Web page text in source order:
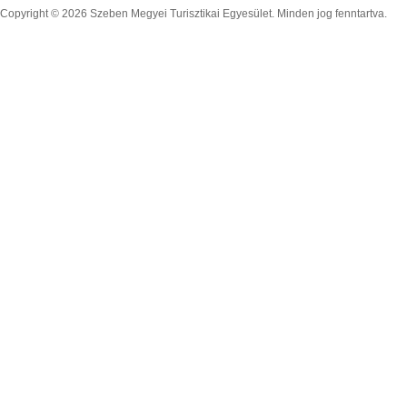
Copyright © 2026 Szeben Megyei Turisztikai Egyesület. Minden jog fenntartva.